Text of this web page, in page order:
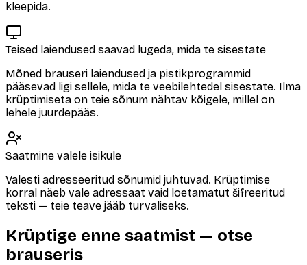
kleepida.
Teised laiendused saavad lugeda, mida te sisestate
Mõned brauseri laiendused ja pistikprogrammid
pääsevad ligi sellele, mida te veebilehtedel sisestate. Ilma
krüptimiseta on teie sõnum nähtav kõigele, millel on
lehele juurdepääs.
Saatmine valele isikule
Valesti adresseeritud sõnumid juhtuvad. Krüptimise
korral näeb vale adressaat vaid loetamatut šifreeritud
teksti — teie teave jääb turvaliseks.
Krüptige enne saatmist — otse
brauseris